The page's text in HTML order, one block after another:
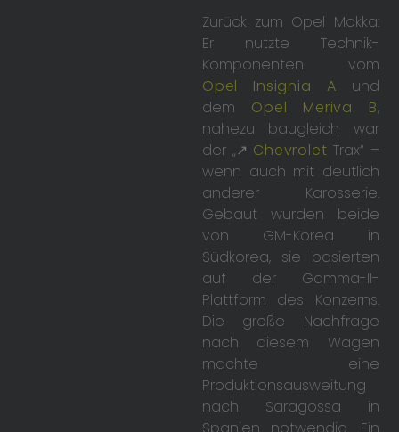
Zurück zum Opel Mokka:
Er nutzte Technik-
Komponenten vom
Opel Insignia A und
dem Opel Meriva B,
nahezu baugleich war
der „↗ Chevrolet Trax“ –
wenn auch mit deutlich
anderer Karosserie.
Gebaut wurden beide
von GM-Korea in
Südkorea, sie basierten
auf der Gamma-II-
Plattform des Konzerns.
Die große Nachfrage
nach diesem Wagen
machte eine
Produktionsausweitung
nach Saragossa in